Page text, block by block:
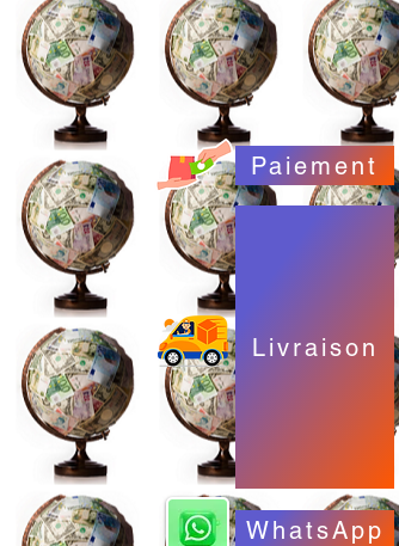
Paiement
Livraison
WhatsApp